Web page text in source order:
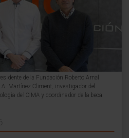
de la Fundación Roberto Arnal
A. Martínez Climent, investigador del
del CIMA y coordinador de la beca.